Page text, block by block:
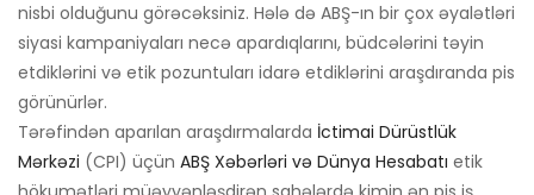
nisbi olduğunu görəcəksiniz. Hələ də ABŞ-ın bir çox əyalətləri
siyasi kampaniyaları necə apardıqlarını, büdcələrini təyin
etdiklərini və etik pozuntuları idarə etdiklərini araşdıranda pis
görünürlər.
Tərəfindən aparılan araşdırmalarda İctimai Dürüstlük
Mərkəzi (CPI) üçün ABŞ Xəbərləri və Dünya Hesabatı etik